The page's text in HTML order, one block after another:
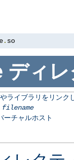
. so
ディ
ライブラリをリン
filename
ーチャルホスト